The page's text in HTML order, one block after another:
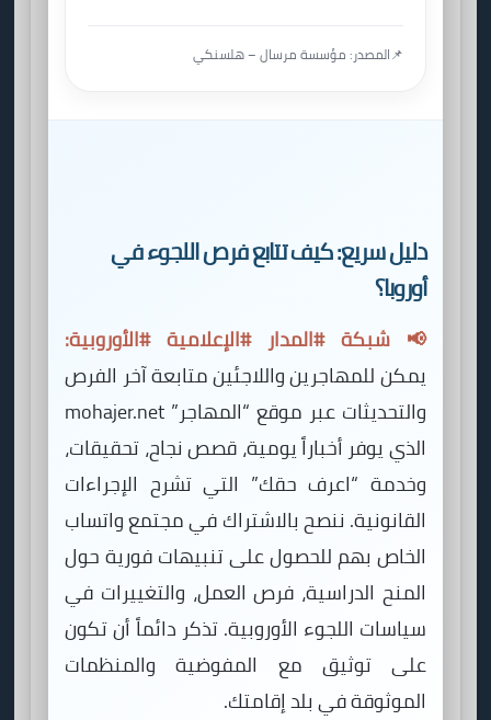
📌المصدر: مؤسسة مرسال – هلسنكي
دليل سريع: كيف تتابع فرص اللجوء في
أوروبا؟
📢 شبكة #المدار #الإعلامية #الأوروبية:
يمكن للمهاجرين واللاجئين متابعة آخر الفرص
والتحديثات عبر موقع “المهاجر” mohajer.net
الذي يوفر أخباراً يومية، قصص نجاح، تحقيقات،
وخدمة “اعرف حقك” التي تشرح الإجراءات
القانونية. ننصح بالاشتراك في مجتمع واتساب
الخاص بهم للحصول على تنبيهات فورية حول
المنح الدراسية، فرص العمل، والتغييرات في
سياسات اللجوء الأوروبية. تذكر دائماً أن تكون
على توثيق مع المفوضية والمنظمات
الموثوقة في بلد إقامتك.